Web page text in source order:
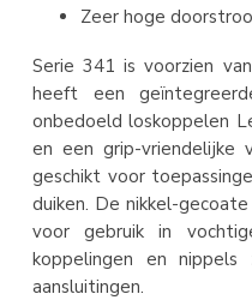
Zeer hoge
Serie 341 is voorzien
heeft een
onbedoeld loskoppelen
en een grip-vriendelijke
geschikt voor
duiken. De nikkel-
voor gebruik in
koppelingen en
aansluitingen.